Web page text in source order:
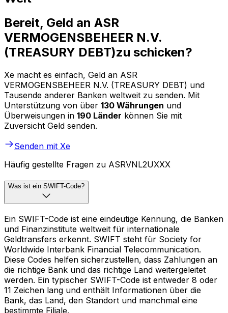
Bereit, Geld an ASR
VERMOGENSBEHEER N.V.
(TREASURY DEBT)zu schicken?
Xe macht es einfach, Geld an ASR
VERMOGENSBEHEER N.V. (TREASURY DEBT) und
Tausende anderer Banken weltweit zu senden. Mit
Unterstützung von über 130 Währungen und
Überweisungen in 190 Länder können Sie mit
Zuversicht Geld senden.
Senden mit Xe
Häufig gestellte Fragen zu ASRVNL2UXXX
Was ist ein SWIFT-Code?
Ein SWIFT-Code ist eine eindeutige Kennung, die Banken
und Finanzinstitute weltweit für internationale
Geldtransfers erkennt. SWIFT steht für Society for
Worldwide Interbank Financial Telecommunication.
Diese Codes helfen sicherzustellen, dass Zahlungen an
die richtige Bank und das richtige Land weitergeleitet
werden. Ein typischer SWIFT-Code ist entweder 8 oder
11 Zeichen lang und enthält Informationen über die
Bank, das Land, den Standort und manchmal eine
bestimmte Filiale.